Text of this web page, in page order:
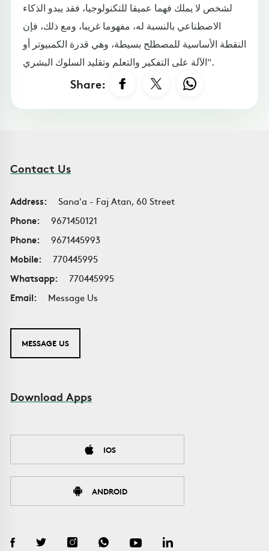
لشخص لا يملك فهما عميقا للتكنولوجيا، فقد يبدو الذكاء
الاصطناعي بالنسبة له، مفهوما غريبا، ومع ذلك، فإن
النقطة الأساسية للمصطلح بسيطة، وهي قدرة الكمبيوتر أو
الآلة على التفكير والتعلم وتقليد السلوك البشري".
Share:
Contact Us
Address:
Sana'a - Faj Atan, 60 Street
Phone:
9671450121
Phone:
9671445993
Mobile:
770445995
Whatsapp:
770445995
Email:
Message Us
MESSAGE US
Download Apps
IOS
ANDROID